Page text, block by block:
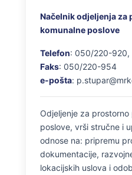
Načelnik odjeljenja
komunalne poslove
Telefon: 050/220-920,
Faks: 050/220-954
e-pošta:
Odjeljenje za
poslove, vrši stručne i
odnose na: pripremu
dokumentacije,
lokacijskih uslova i